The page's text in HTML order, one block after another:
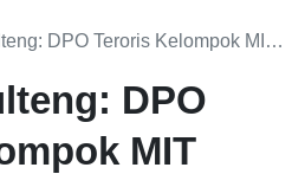
Teroris Kelompok MIT Tersisa Satu Orang
DPO
MIT